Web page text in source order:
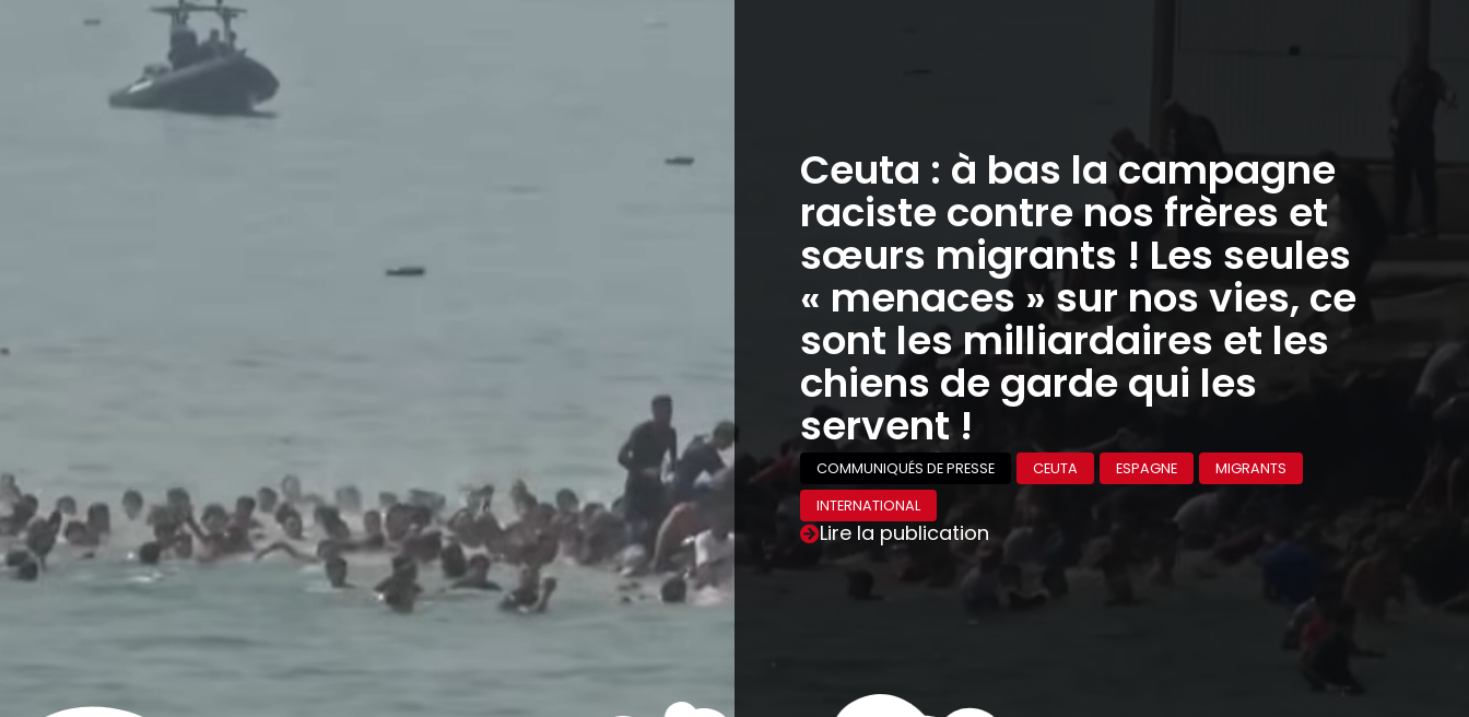
Lire la publication
Municipales 2026. « Aulas, le
patron millionnaire » et
« Doucet, l’écolo des
bourgeois », attaque le NPA-
LYON MUNICIPALES 2026
Entretiens avec les
candidats aux municipales
de Lyon
DANS LES MÉDIAS
LYON MUNICIPALES 2026
MUNICIPALES 2026
POLITIQUE
Lire la publication
Votez pour des
révolutionnaires pas des
publicitaires !
VIDÉOS
LYON MUNICIPALES 2026
Lire la publication
Réquisition des logements
vides ! Raphaëlle candidate
de la liste Lyon ouvrière et
révolutionnaire
LYON MUNICIPALES 2026
Lyon, une métropole
impérialiste : Anthony
candidat de la liste Lyon
ouvrière et révolutionnaire